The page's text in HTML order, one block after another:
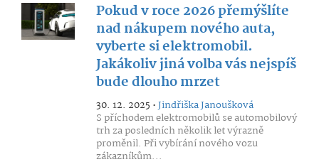
Pokud v roce 2026 přemýšlíte
nad nákupem nového auta,
vyberte si elektromobil.
Jakákoliv jiná volba vás nejspíš
bude dlouho mrzet
30. 12. 2025 •Jindřiška Janoušková
S příchodem elektromobilů se automobilový
trh za posledních několik let výrazně
proměnil. Při vybírání nového vozu
zákazníkům...